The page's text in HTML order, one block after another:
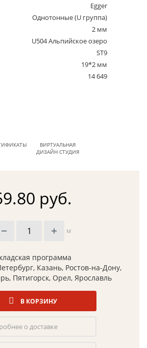
Egger
Однотонные (U группа)
2 мм
U504 Альпийское озеро
ST9
19*2 мм
14 649
ВИРТУАЛЬНАЯ
ДИЗАЙН СТУДИЯ
руб.
м
программа
Казань, Ростов-на-Дону,
Пятигорск, Орел, Ярославль
В КОРЗИНУ
о доставке